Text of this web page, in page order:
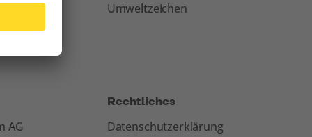
Umweltzeichen
AG
Rechtliches
Datenschutzerklärung